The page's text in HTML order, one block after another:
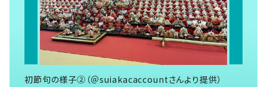
初節句の様子②（＠suiakacaccountさんより提供）